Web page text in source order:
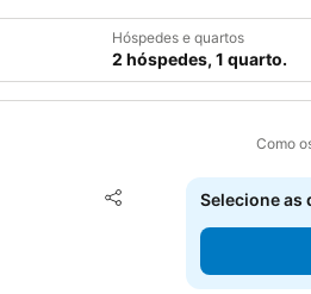
Hóspedes e quartos
2 hóspedes, 1 quarto.
Como
Partilhar
Adicionar aos
Selecione as